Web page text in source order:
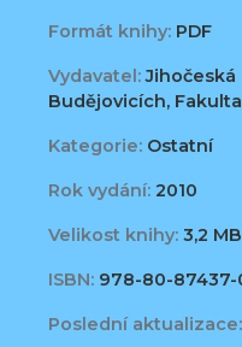
Formát knihy: PDF
Vydavatel:Jihočeská
Budějovicích,
Kategorie: Ostatní
Rok vydání: 2010
Velikost knihy: 3,2 MB
ISBN: 978-80-87437-
Poslední aktualizace: